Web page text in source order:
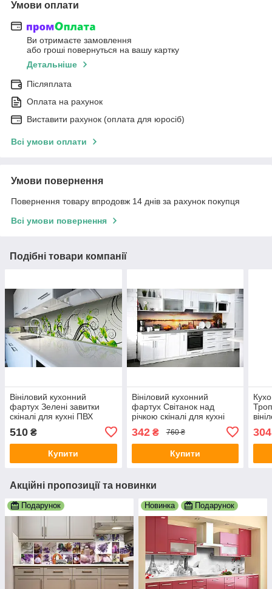
Умови оплати
Ви отримаєте замовлення
або гроші повернуться на вашу картку
Детальніше
Післяплата
Оплата на рахунок
Виставити рахунок (оплата для юросіб)
Всі умови оплати
Умови повернення
Повернення товару впродовж 14 днів за рахунок покупця
Всі умови повернення
Подібні товари компанії
Вініловий кухонний
фартух Зелені завитки
скіналі для кухні ПВХ
Зелений 600х2000 мм
510 ₴
Купити
Вініловий кухонний
фартух Світанок над
річкою скіналі для кухні
наклейка ПВХ сонце вода
озеро Бежевий 600х3000
мм
342₴ 760 ₴
Купити
304
Акційні пропозиції та новинки
Подарунок Новинка Подарунок